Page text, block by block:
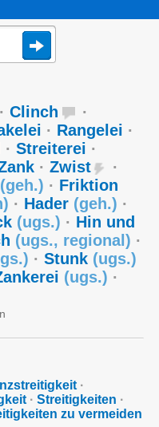
· Clinch
·
· Rangelei ·
· Streiterei ·
· Zwist
·
(geh.) · Friktion
) · Hader (geh.) ·
(ugs.) · Hin und
(ugs., regional ) ·
) · Stunk (ugs.)
(ugs.) ·
·
· Streitigkeiten ·
zu vermeiden